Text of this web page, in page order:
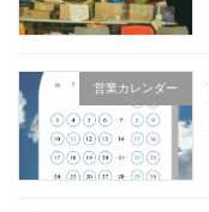
営業カレンダー